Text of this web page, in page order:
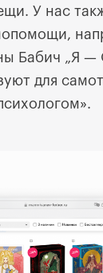
У нас
Бабич „Я —
для